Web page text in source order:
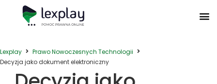
Lexplay
Prawo Nowoczesnych Technologii
Decyzja jako dokument elektroniczny